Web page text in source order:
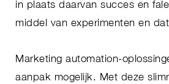
in plaats daarvan succes en
middel van experimenten en
Marketing automation-
aanpak mogelijk. Met deze